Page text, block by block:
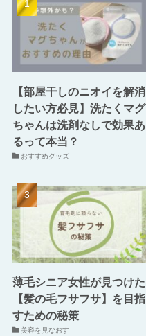
【部屋干しのニオイを解消
したい方必見】洗たくマグ
ちゃんは洗剤なしで効果あ
るって本当？
おすすめグッズ
薄毛シニア女性が見つけた
【髪の毛フサフサ】を目指
すための秘策
美容を見なおす